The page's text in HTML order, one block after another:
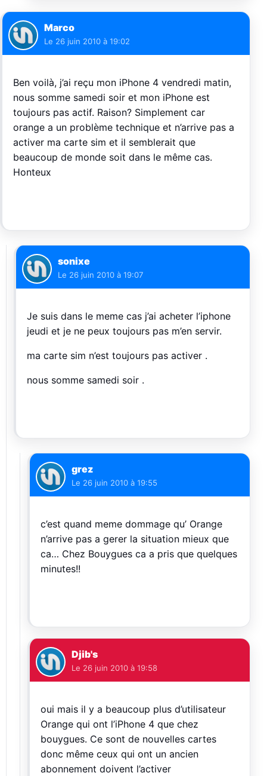
Marco
Le 26 juin 2010 à 19:02
Ben voilà, j’ai reçu mon iPhone 4 vendredi matin,
nous somme samedi soir et mon iPhone est
toujours pas actif. Raison? Simplement car
orange a un problème technique et n’arrive pas a
activer ma carte sim et il semblerait que
beaucoup de monde soit dans le même cas.
Honteux
sonixe
Le 26 juin 2010 à 19:07
Je suis dans le meme cas j’ai acheter l’iphone
jeudi et je ne peux toujours pas m’en servir.
ma carte sim n’est toujours pas activer .
nous somme samedi soir .
grez
Le 26 juin 2010 à 19:55
c’est quand meme dommage qu’ Orange
n’arrive pas a gerer la situation mieux que
ca… Chez Bouygues ca a pris que quelques
minutes!!
Djib's
Le 26 juin 2010 à 19:58
oui mais il y a beaucoup plus d’utilisateur
Orange qui ont l’iPhone 4 que chez
bouygues. Ce sont de nouvelles cartes
donc même ceux qui ont un ancien
abonnement doivent l’activer